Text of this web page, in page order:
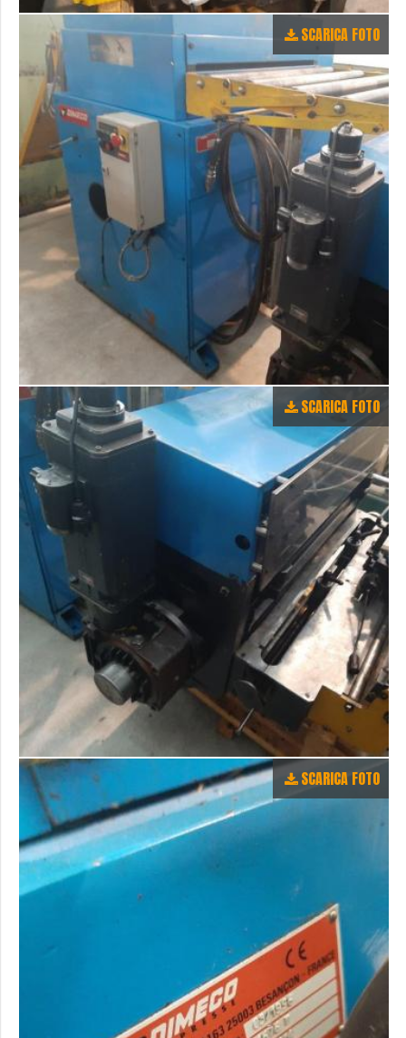
SCARICA FOTO
SCARICA FOTO
SCARICA FOTO